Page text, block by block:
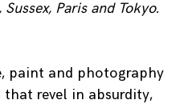
Paris and Tokyo.
paint and photography
revel in absurdity,